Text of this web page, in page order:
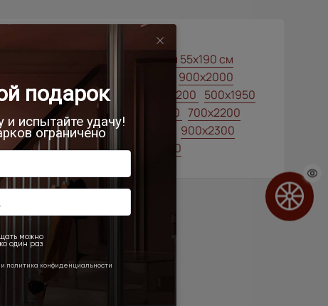
Межкомнатные двери 55х190 см
Классические двери
900x2000
Лайт-грей ST 800x2000 900x2200 500x1950
450x2000 650x2000 1000x2100 700x2200
900x1900 850x2000 700x2100
900x2300
900x2400 750x2000 1200x2000